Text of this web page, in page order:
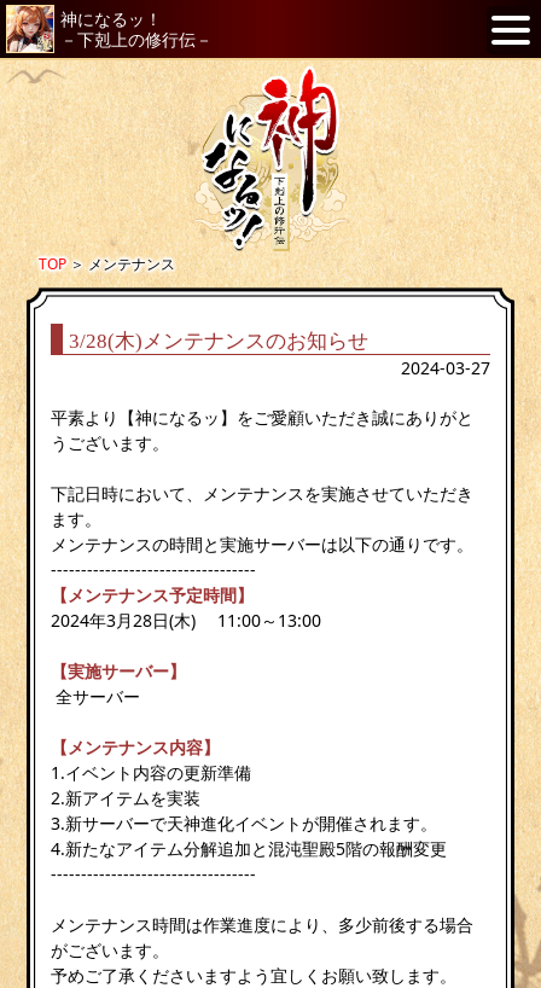
神になるッ！
－下剋上の修行伝－
TOP＞メンテナンス
3/28(木)メンテナンスのお知らせ
2024-03-27
平素より【神になるッ】をご愛顧いただき誠にありがと
うございます。
下記日時において、メンテナンスを実施させていただき
ます。
メンテナンスの時間と実施サーバーは以下の通りです。
----------------------------------
【メンテナンス予定時間】
2024年3月28日(木) 11:00～13:00
【実施サーバー】
全サーバー
【メンテナンス内容】
1.イベント内容の更新準備
2.新アイテムを実装
3.新サーバーで天神進化イベントが開催されます。
4.新たなアイテム分解追加と混沌聖殿5階の報酬変更
----------------------------------
メンテナンス時間は作業進度により、多少前後する場合
がございます。
予めご了承くださいますよう宜しくお願い致します。